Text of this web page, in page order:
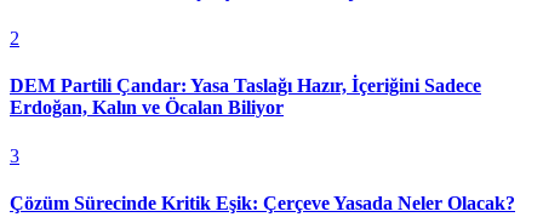
2
DEM Partili Çandar: Yasa Taslağı Hazır, İçeriğini Sadece
Erdoğan, Kalın ve Öcalan Biliyor
3
Çözüm Sürecinde Kritik Eşik: Çerçeve Yasada Neler Olacak?